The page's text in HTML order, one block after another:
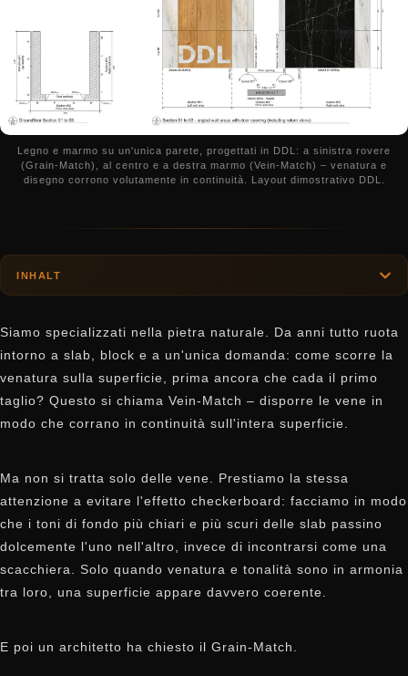
Legno e marmo su un'unica parete, progettati in DDL: a sinistra rovere
(Grain-Match), al centro e a destra marmo (Vein-Match) – venatura e
disegno corrono volutamente in continuità. Layout dimostrativo DDL.
INHALT
Siamo specializzati nella pietra naturale. Da anni tutto ruota
intorno a slab, block e a un'unica domanda: come scorre la
venatura sulla superficie, prima ancora che cada il primo
taglio? Questo si chiama Vein-Match – disporre le vene in
modo che corrano in continuità sull'intera superficie.
Ma non si tratta solo delle vene. Prestiamo la stessa
attenzione a evitare l'effetto checkerboard: facciamo in modo
che i toni di fondo più chiari e più scuri delle slab passino
dolcemente l'uno nell'altro, invece di incontrarsi come una
scacchiera. Solo quando venatura e tonalità sono in armonia
tra loro, una superficie appare davvero coerente.
E poi un architetto ha chiesto il Grain-Match.